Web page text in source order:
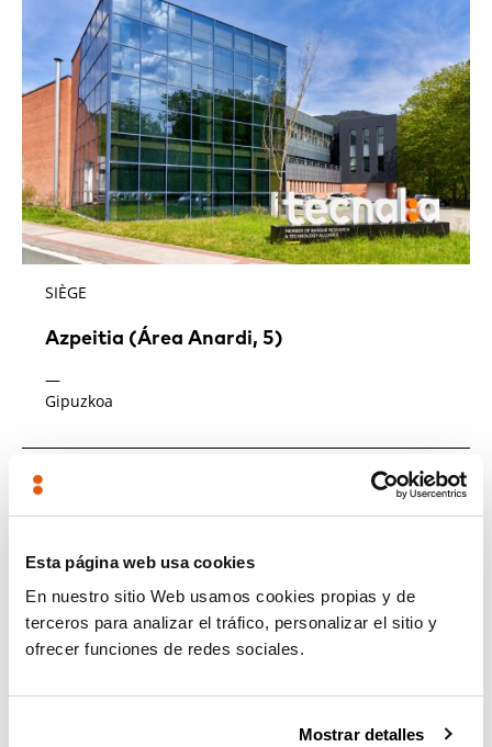
Esta página web usa cookies
En nuestro sitio Web usamos cookies propias y de
terceros para analizar el tráfico, personalizar el sitio y
ofrecer funciones de redes sociales.
Mostrar detalles
SIÈGE
Azpeitia (Área Anardi, 5)
—
Gipuzkoa